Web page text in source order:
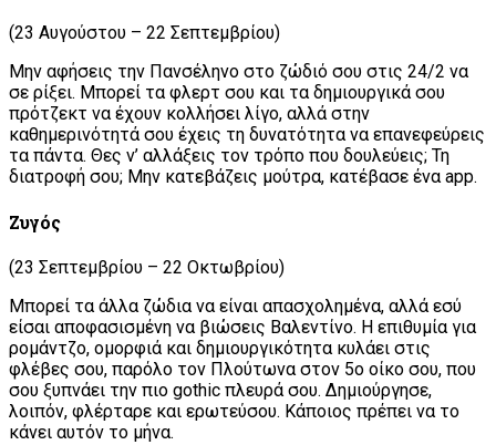
(23 Αυγούστου – 22 Σεπτεμβρίου)
Μην αφήσεις την Πανσέληνο στο ζώδιό σου στις 24/2 να
σε ρίξει. Μπορεί τα φλερτ σου και τα δημιουργικά σου
πρότζεκτ να έχουν κολλήσει λίγο, αλλά στην
καθημερινότητά σου έχεις τη δυνατότητα να επανεφεύρεις
τα πάντα. Θες ν’ αλλάξεις τον τρόπο που δουλεύεις; Τη
διατροφή σου; Μην κατεβάζεις μούτρα, κατέβασε ένα app.
Ζυγός
(23 Σεπτεμβρίου – 22 Οκτωβρίου)
Μπορεί τα άλλα ζώδια να είναι απασχολημένα, αλλά εσύ
είσαι αποφασισμένη να βιώσεις Βαλεντίνο. Η επιθυμία για
ρομάντζο, ομορφιά και δημιουργικότητα κυλάει στις
φλέβες σου, παρόλο τον Πλούτωνα στον 5ο οίκο σου, που
σου ξυπνάει την πιο gothic πλευρά σου. Δημιούργησε,
λοιπόν, φλέρταρε και ερωτεύσου. Κάποιος πρέπει να το
κάνει αυτόν το μήνα.